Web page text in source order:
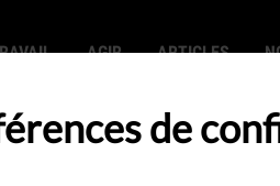
AGIR ARTICLES
de